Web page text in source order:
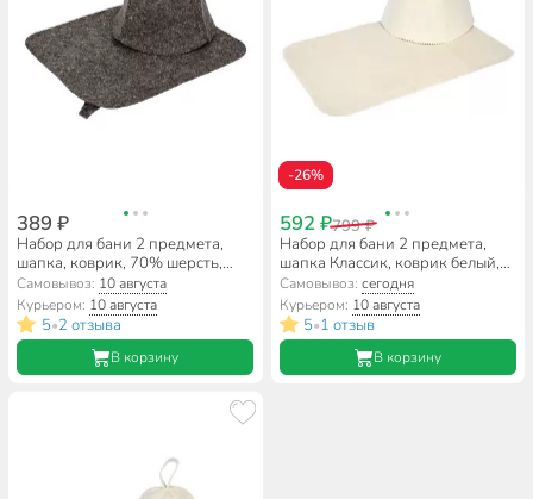
389 ₽
Набор для бани 2 предмета,
шапка, коврик, 70% шерсть,
30% полиэстер, серый, Hot Pot,
41344
Самовывоз: 10 августа
Курьером: 10 августа
5•2 отзыва
В корзину
-26%
592 ₽799 ₽
Набор для бани 2 предмета,
шапка Классик, коврик белый,
Банные штучки, 41103
Самовывоз: сегодня
Курьером: 10 августа
5•1 отзыв
В корзину